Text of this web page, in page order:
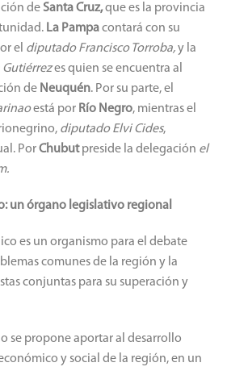
deSanta Cruz,que es la provincia
La Pampacontará con su
el diputado Francisco Torroba,y la
es quien se encuentra al
de Neuquén. Por su parte, el
está por Río Negro, mientras el
diputado Elvi Cides,
PorChubutpreside la delegación el
un órgano legislativo regional
es un organismo para el debate
comunes de la región y la
conjuntas para su superación y
se propone aportar al desarrollo
y social de la región, en un